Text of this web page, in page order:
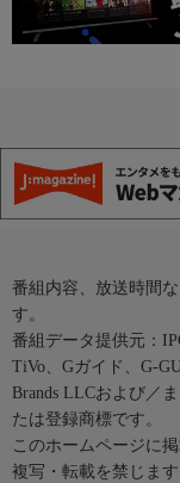
番組内容、放送時間
す。
番組データ提供元：
TiVo、Gガイド、G-
Brands LLCおよび／
たは登録商標です。
このホームページに
複写・転載を禁じます